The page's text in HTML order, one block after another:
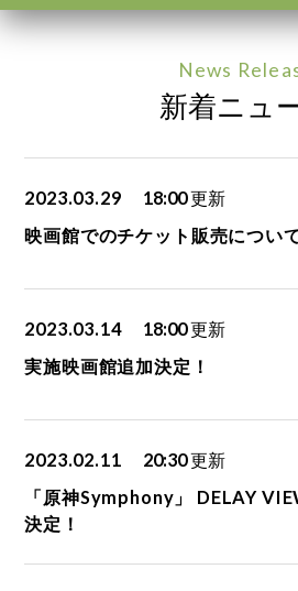
News
新着ニュ
2023.03.29 18:00更新
映画館でのチケット販売につい
2023.03.14 18:00更新
実施映画館追加決定！
2023.02.11 20:30更新
「原神Symphony」 DELAY
決定！